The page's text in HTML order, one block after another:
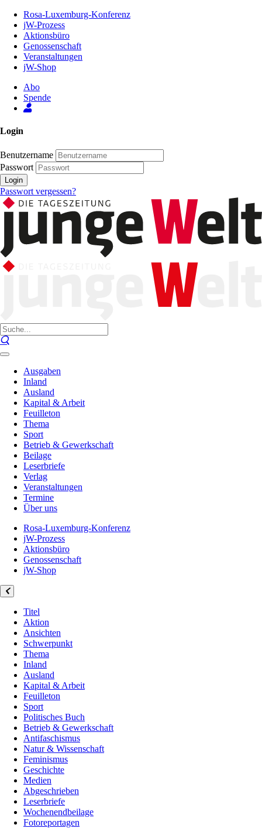
Inhalt
Seite
Rosa-Luxemburg-Konferenz
jW-Prozess
Aktionsbüro
Genossenschaft
Veranstaltungen
jW-Shop
Abo
Spende
Login
Benutzername
Passwort
Login
Passwort vergessen?
Ausgaben
Inland
Ausland
Kapital & Arbeit
Feuilleton
Thema
Sport
Betrieb & Gewerkschaft
Beilage
Leserbriefe
Verlag
Veranstaltungen
Termine
Über uns
Rosa-Luxemburg-Konferenz
jW-Prozess
Aktionsbüro
Genossenschaft
jW-Shop
Titel
Aktion
Ansichten
Schwerpunkt
Thema
Inland
Ausland
Kapital & Arbeit
Feuilleton
Sport
Politisches Buch
Betrieb & Gewerkschaft
Antifaschismus
Natur & Wissenschaft
Feminismus
Geschichte
Medien
Abgeschrieben
Leserbriefe
Wochenendbeilage
Fotoreportagen